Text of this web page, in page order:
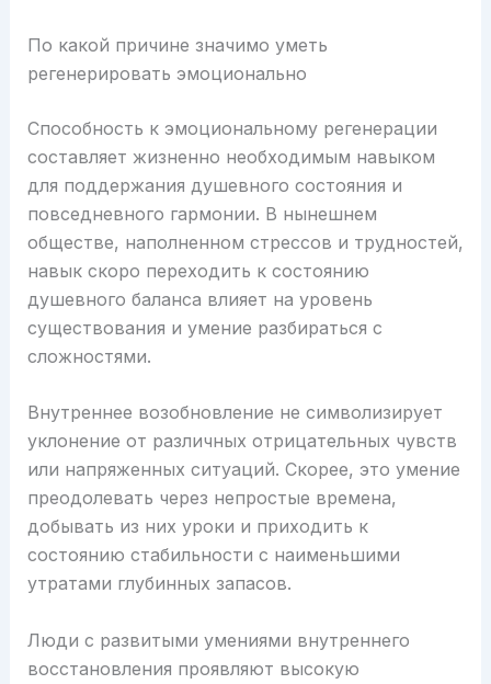
По какой причине значимо уметь
регенерировать эмоционально
Способность к эмоциональному регенерации
составляет жизненно необходимым навыком
для поддержания душевного состояния и
повседневного гармонии. В нынешнем
обществе, наполненном стрессов и трудностей,
навык скоро переходить к состоянию
душевного баланса влияет на уровень
существования и умение разбираться с
сложностями.
Внутреннее возобновление не символизирует
уклонение от различных отрицательных чувств
или напряженных ситуаций. Скорее, это умение
преодолевать через непростые времена,
добывать из них уроки и приходить к
состоянию стабильности с наименьшими
утратами глубинных запасов.
Люди с развитыми умениями внутреннего
восстановления проявляют высокую